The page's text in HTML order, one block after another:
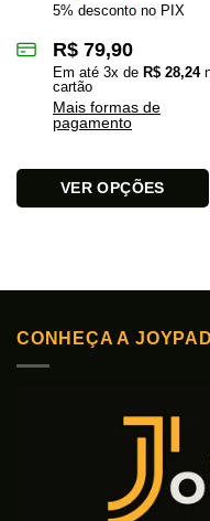
5% desconto no PIX
R$ 79,90
Em até 3x de R$ 28,24
cartão
Mais formas de
pagamento
VER OPÇÕES
várias
As
CONHEÇA A